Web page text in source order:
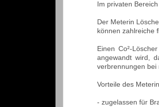
Im privaten
Der Meterin
können zahlreiche
Einen Co²-
angewandt wird,
verbrennungen bei
Vorteile des
- zugelassen für